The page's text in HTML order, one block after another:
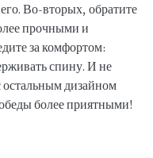
Во-вторых, обратите
прочными и
за комфортом:
спину. И не
остальным дизайном
более приятными!